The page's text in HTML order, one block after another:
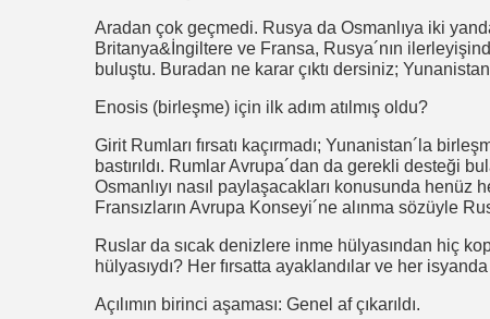
Aradan çok geçmedi. Rusya da Osmanlıya iki
Britanya&İngiltere ve Fransa, Rusya´nın
buluştu. Buradan ne karar çıktı dersiniz;
Enosis (birleşme) için ilk adım atılmış oldu?
Girit Rumları fırsatı kaçırmadı; Yunanistan´la
bastırıldı. Rumlar Avrupa´dan da gerekli desteği
Osmanlıyı nasıl paylaşacakları konusunda
Fransızların Avrupa Konseyi´ne alınma sözüyle
Ruslar da sıcak denizlere inme hülyasından hiç
hülyasıydı? Her fırsatta ayaklandılar ve her
Açılımın birinci aşaması: Genel af çıkarıldı.